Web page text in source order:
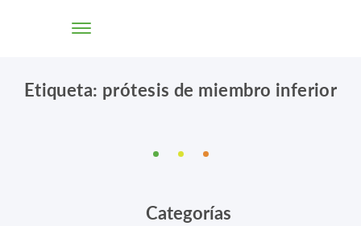
TIENDA ONLINE
CENTROS
Etiqueta: prótesis de miembro inferior
Categorías